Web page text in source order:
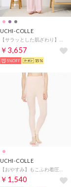
UCHI-COLLE
￥3,657
5%OFF 15%
UCHI-COLLE
【おやすみ】もこふわ着圧レギンス （ペイルピンク）
￥1,540